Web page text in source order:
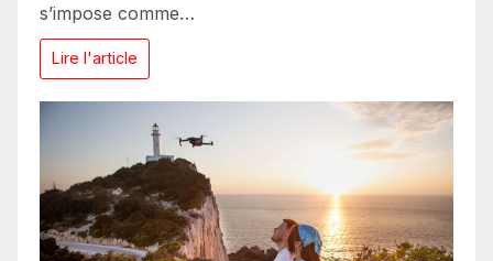
s’impose comme…
Lire l'article